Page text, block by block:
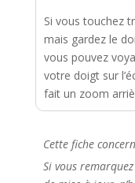
Si vous touchez
mais gardez le
vous pouvez
votre doigt sur
fait un zoom
Cette fiche
Si vous